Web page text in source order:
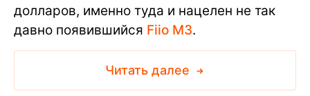
долларов, именно туда и нацелен не так
давно появившийся Fiio M3.
Читать далее